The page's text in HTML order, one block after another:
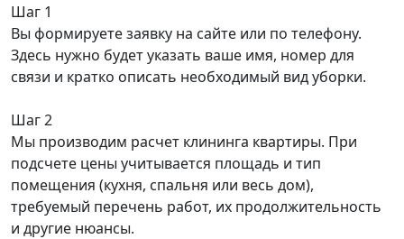
Шаг 1
Вы формируете заявку на сайте или по телефону.
Здесь нужно будет указать ваше имя, номер для
связи и кратко описать необходимый вид уборки.
Шаг 2
Мы производим расчет клининга квартиры. При
подсчете цены учитывается площадь и тип
помещения (кухня, спальня или весь дом),
требуемый перечень работ, их продолжительность
и другие нюансы.